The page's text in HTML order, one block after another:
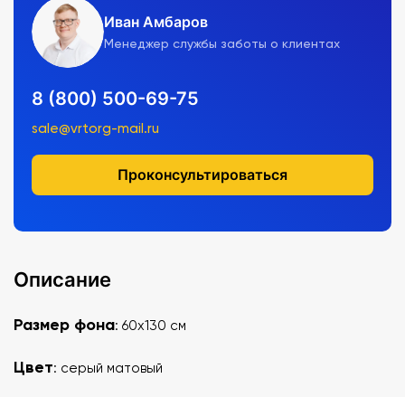
Иван Амбаров
Менеджер службы заботы о клиентах
8 (800) 500-69-75
sale@vrtorg-mail.ru
Проконсультироваться
Описание
Размер фона: 60х130 см
Цвет: серый матовый